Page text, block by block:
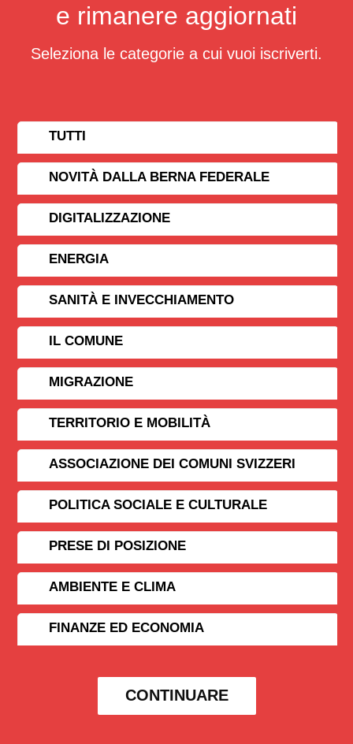
e rimanere aggiornati
Seleziona le categorie a cui vuoi iscriverti.
TUTTI
NOVITÀ DALLA BERNA FEDERALE
DIGITALIZZAZIONE
ENERGIA
SANITÀ E INVECCHIAMENTO
IL COMUNE
MIGRAZIONE
TERRITORIO E MOBILITÀ
ASSOCIAZIONE DEI COMUNI SVIZZERI
POLITICA SOCIALE E CULTURALE
PRESE DI POSIZIONE
AMBIENTE E CLIMA
FINANZE ED ECONOMIA
CONTINUARE